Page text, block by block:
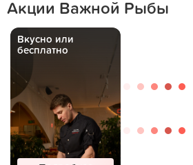
Акции Важной Рыбы
Вкусно или
бесплатно